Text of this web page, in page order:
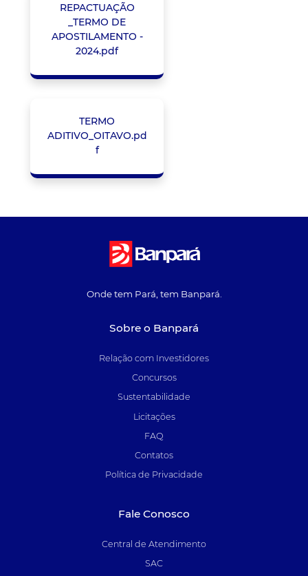
REPACTUAÇÃO
_TERMO DE
APOSTILAMENTO -
2024.pdf
TERMO
ADITIVO_OITAVO.pd
f
Onde tem Pará, tem Banpará.
Sobre o Banpará
Relação com Investidores
Concursos
Sustentabilidade
Licitações
FAQ
Contatos
Política de Privacidade
Fale Conosco
Central de Atendimento
SAC